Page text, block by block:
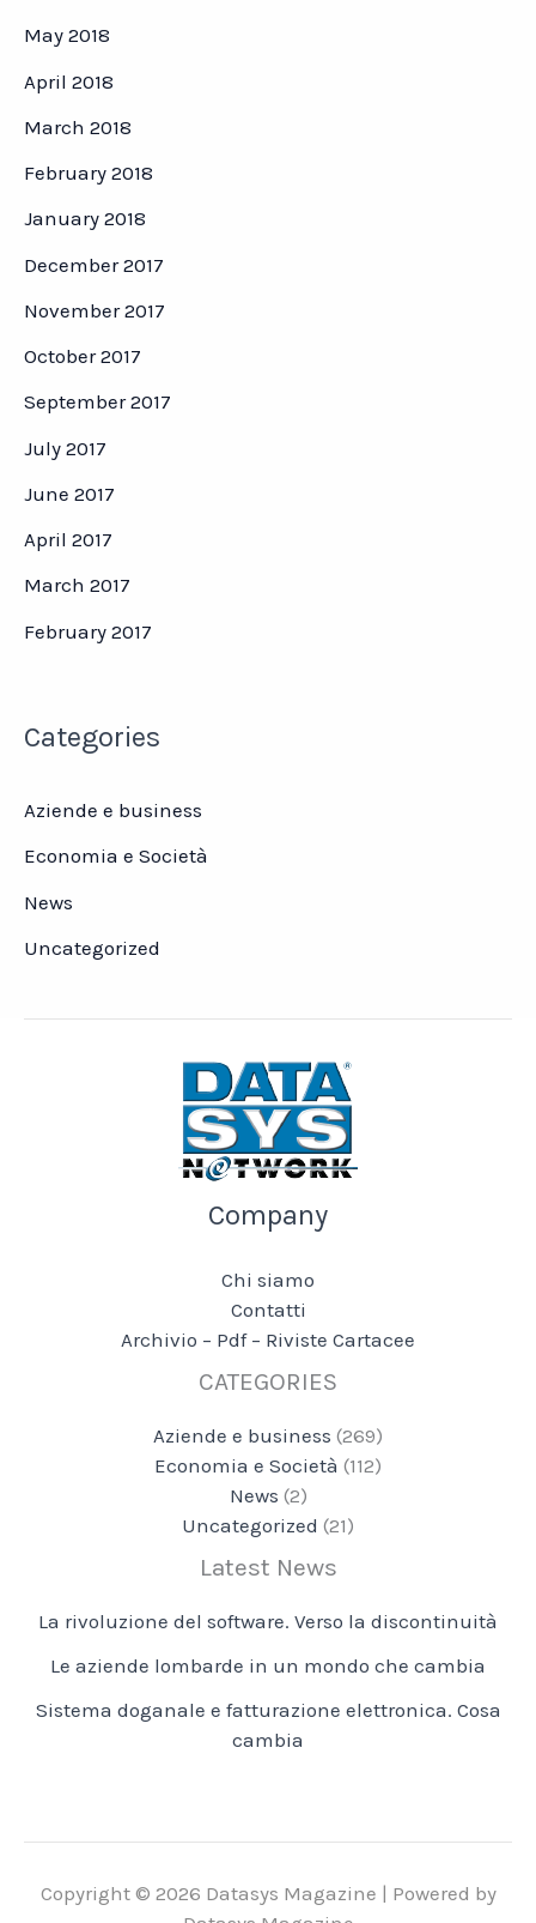
May 2018
April 2018
March 2018
February 2018
January 2018
December 2017
November 2017
October 2017
September 2017
July 2017
June 2017
April 2017
March 2017
February 2017
Categories
Aziende e business
Economia e Società
News
Uncategorized
Company
Chi siamo
Contatti
Archivio – Pdf – Riviste Cartacee
CATEGORIES
Aziende e business (269)
Economia e Società (112)
News (2)
Uncategorized (21)
Latest News
La rivoluzione del software. Verso la discontinuità
Le aziende lombarde in un mondo che cambia
Sistema doganale e fatturazione elettronica. Cosa
cambia
Copyright © 2026 Datasys Magazine | Powered by